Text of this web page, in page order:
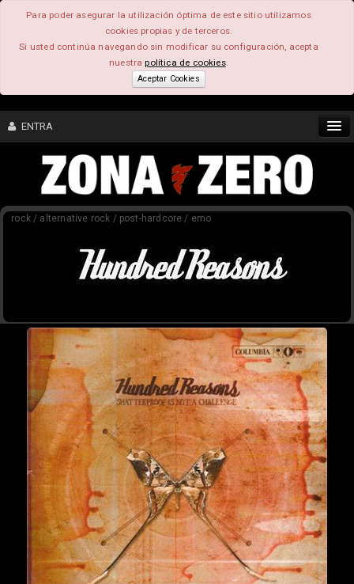
Para poder asegurar la utilización óptima de este sitio utilizamos
cookies propias y de terceros.
Si usted continúa navegando sin modificar su configuración, acepta
nuestrapolítica de cookies.
Aceptar Cookies
ENTRA
CONTENIDO
FEEEDBACK
rock / alternative rock / post-hardcore / emo